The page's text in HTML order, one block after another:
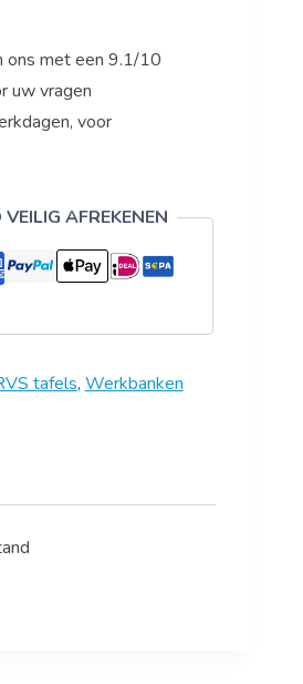
ons met een 9.1/10
uw vragen
voor
AFREKENEN
tafels, Werkbanken